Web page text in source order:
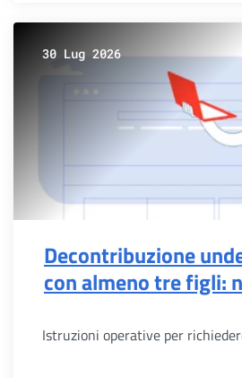
30 Lug 2026
Decontribuzione
con almeno tre figli:
Istruzioni operative per